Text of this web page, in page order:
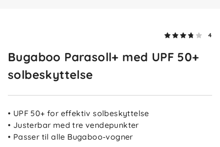
4
Bugaboo Parasoll+ med UPF 50+
solbeskyttelse
• UPF 50+ for effektiv solbeskyttelse
• Justerbar med tre vendepunkter
• Passer til alle Bugaboo-vogner
basert på 4 anmeldelser1
Anmeldelser (4)